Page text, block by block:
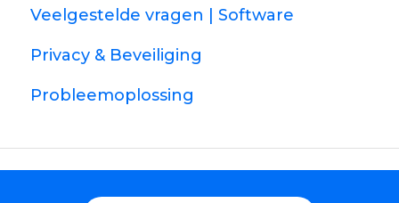
Veelgestelde vragen | Software
Privacy & Beveiliging
Probleemoplossing